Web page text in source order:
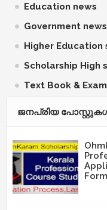
Education news
Government news
Higher Education
Scholarship High
Text Book &
ജനപ്രിയ